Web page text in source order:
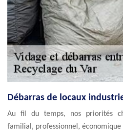
Débarras de locaux
Au fil du temps, nos priorités
familial, professionnel, économique